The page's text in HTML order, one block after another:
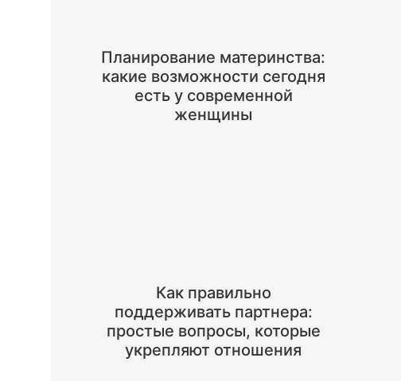
Планирование материнства:
какие возможности сегодня
есть у современной
женщины
Как правильно
поддерживать партнера:
простые вопросы, которые
укрепляют отношения